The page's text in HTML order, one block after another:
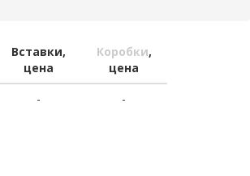
Вставки,
цена
Коробки,
цена
- -